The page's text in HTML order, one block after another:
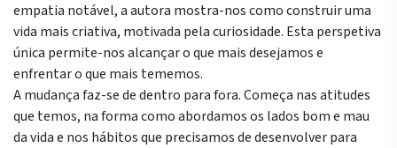
empatia notável, a autora mostra-nos como construir uma
vida mais criativa, motivada pela curiosidade. Esta perspetiva
única permite-nos alcançar o que mais desejamos e
enfrentar o que mais tememos.
A mudança faz-se de dentro para fora. Começa nas atitudes
que temos, na forma como abordamos os lados bom e mau
da vida e nos hábitos que precisamos de desenvolver para